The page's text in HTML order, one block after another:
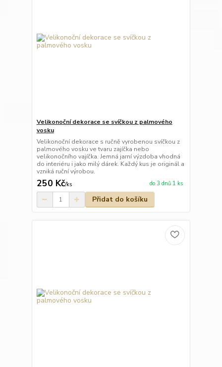
Velikonoční dekorace se svíčkou z palmového
vosku
Velikonoční dekorace s ručně vyrobenou svíčkou z
palmového vosku ve tvaru zajíčka nebo
velikonočního vajíčka. Jemná jarní výzdoba vhodná
do interiéru i jako milý dárek. Každý kus je originál a
vzniká ruční výrobou.
250 Kč/ks do 3 dnů 1 ks
Přidat do košíku